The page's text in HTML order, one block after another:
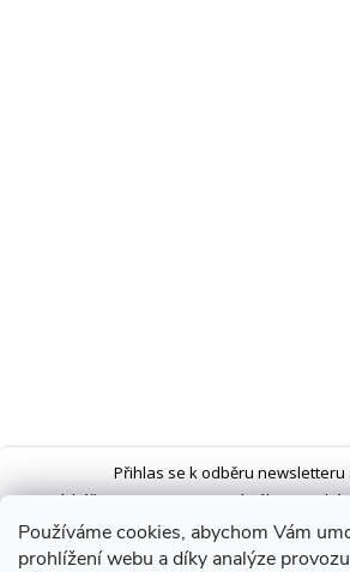
Používáme cookies, abychom Vám
prohlížení webu a díky analýze
Přihlas se k odběru newsletteru
ZískášSLEVU 5 %na první nákup a také
novinkám, slevám a dalším